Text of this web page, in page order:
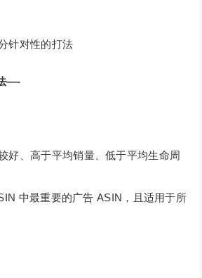
针对性的打法
—-
好、高于平均销量、低于平均生命周
中最重要的广告 ASIN，且适用于所